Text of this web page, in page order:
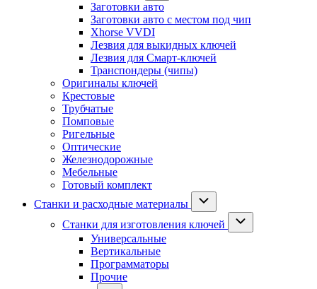
Заготовки авто
Заготовки авто с местом под чип
Xhorse VVDI
Лезвия для выкидных ключей
Лезвия для Смарт-ключей
Транспондеры (чипы)
Оригиналы ключей
Крестовые
Трубчатые
Помповые
Ригельные
Оптические
Железнодорожные
Мебельные
Готовый комплект
Станки и расходные материалы
Станки для изготовления ключей
Универсальные
Вертикальные
Программаторы
Прочие